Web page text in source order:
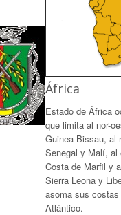
África
Estado de África
que limita al nor-
Guinea-Bissau, al
Senegal y Malí, al
Costa de Marfil y
Sierra Leona y
asoma sus
Atlántico.